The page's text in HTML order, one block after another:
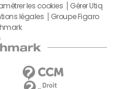
les cookies
Gérer Utiq
légales
Groupe Figaro